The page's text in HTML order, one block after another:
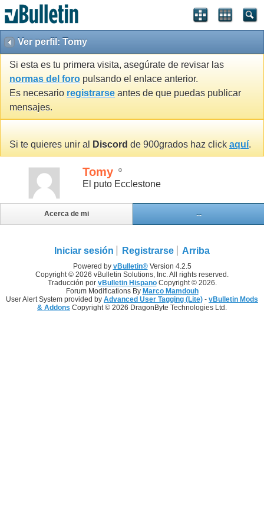
Ver perfil: Tomy
Si esta es tu primera visita, asegúrate de revisar las
normas del foro pulsando el enlace anterior.
Es necesario registrarse antes de que puedas publicar
mensajes.
Si te quieres unir al Discord de 900grados haz click aquí.
Tomy
El puto Ecclestone
Acerca de mi ...
Iniciar sesión Registrarse Arriba
Powered by vBulletin®Version 4.2.5
Copyright © 2026 vBulletin Solutions, Inc. All rights reserved.
Traducción por vBulletin HispanoCopyright © 2026.
Forum Modifications By Marco Mamdouh
User Alert System provided by Advanced User Tagging (Lite) - vBulletin Mods
& Addons Copyright © 2026 DragonByte Technologies Ltd.